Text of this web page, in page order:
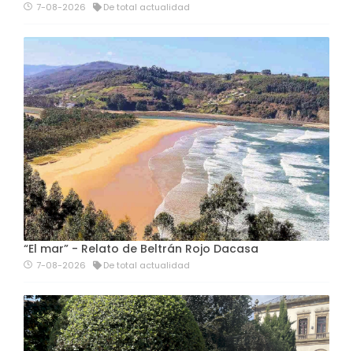
7-08-2026 De total actualidad
“El mar” - Relato de Beltrán Rojo Dacasa
7-08-2026 De total actualidad